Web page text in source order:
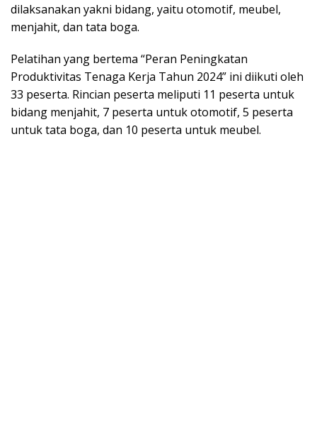
dilaksanakan yakni bidang, yaitu otomotif, meubel,
menjahit, dan tata boga.
Pelatihan yang bertema “Peran Peningkatan
Produktivitas Tenaga Kerja Tahun 2024” ini diikuti oleh
33 peserta. Rincian peserta meliputi 11 peserta untuk
bidang menjahit, 7 peserta untuk otomotif, 5 peserta
untuk tata boga, dan 10 peserta untuk meubel.